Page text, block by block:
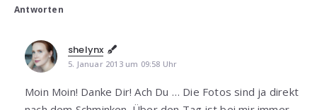
Antworten
shelynx
5. Januar 2013 um 09:58 Uhr
Moin Moin! Danke Dir! Ach Du … Die Fotos sind ja direkt